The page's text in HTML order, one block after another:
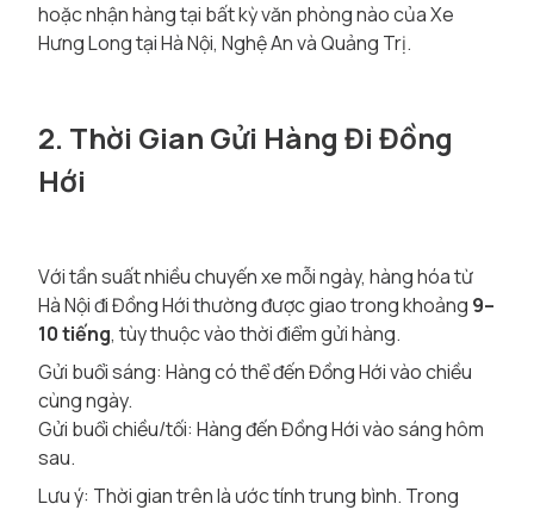
hoặc nhận hàng tại bất kỳ văn phòng nào của Xe
Hưng Long tại Hà Nội, Nghệ An và Quảng Trị.
2. Thời Gian Gửi Hàng Đi Đồng
Hới
Với tần suất nhiều chuyến xe mỗi ngày, hàng hóa từ
Hà Nội đi Đồng Hới thường được giao trong khoảng 9–
10 tiếng, tùy thuộc vào thời điểm gửi hàng.
Gửi buổi sáng: Hàng có thể đến Đồng Hới vào chiều
cùng ngày.
Gửi buổi chiều/tối: Hàng đến Đồng Hới vào sáng hôm
sau.
Lưu ý: Thời gian trên là ước tính trung bình. Trong